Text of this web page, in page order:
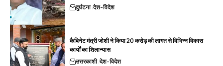
दुर्घटना देश-विदेश
कैबिनेट मंत्री जोशी ने किया 20 करोड़ की लागत से विभिन्न विकास
कार्यों का शिलान्यास
उत्तरकाशी देश-विदेश